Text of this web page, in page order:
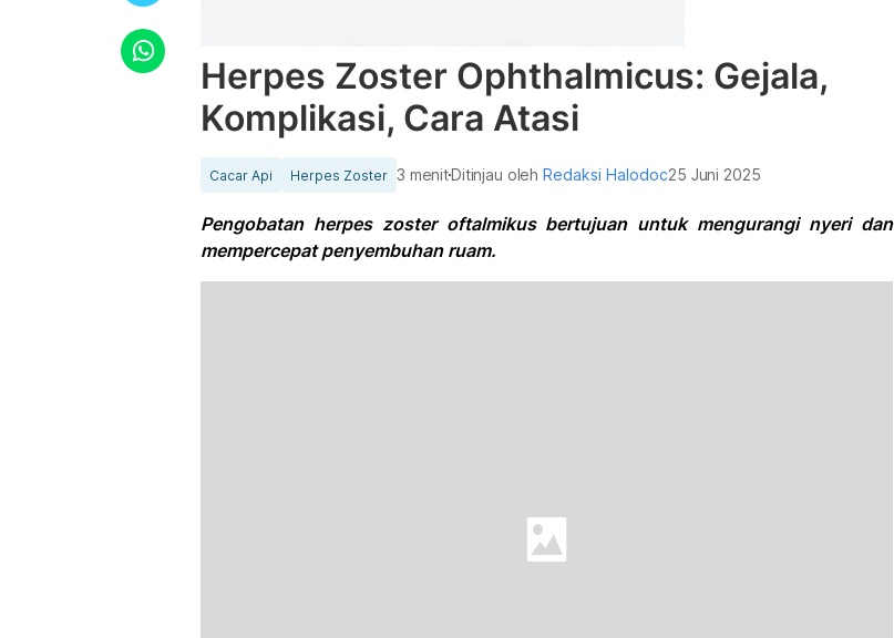
Herpes Zoster Ophthalmicus: Gejala,
Komplikasi, Cara Atasi
Cacar Api Herpes Zoster 3 menitDitinjau olehRedaksi Halodoc25 Juni 2025
Pengobatan herpes zoster oftalmikus bertujuan untuk mengurangi nyeri dan
mempercepat penyembuhan ruam.